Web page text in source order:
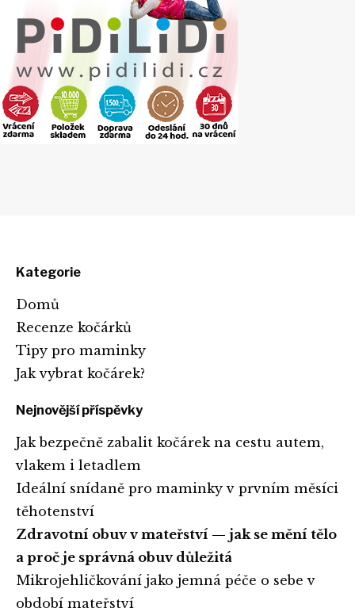
Kategorie
Domů
Recenze kočárků
Tipy pro maminky
Jak vybrat kočárek?
Nejnovější příspěvky
Jak bezpečně zabalit kočárek na cestu autem,
vlakem i letadlem
Ideální snídaně pro maminky v prvním měsíci
těhotenství
Zdravotní obuv v mateřství — jak se mění tělo
a proč je správná obuv důležitá
Mikrojehličkování jako jemná péče o sebe v
období mateřství